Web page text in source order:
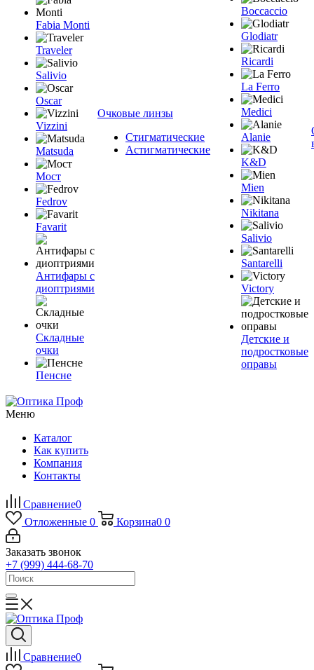
Fabia Monti
Traveler
Salivio
Oscar
Vizzini
Matsuda
Мост
Fedrov
Favarit
Антифары с
диоптриями
Складные
очки
Пенсне
Очковые линзы
Стигматические
Астигматические
Boccaccio
Glodiatr
Ricardi
La Ferro
Medici
Alanie
K&D
Mien
Nikitana
Salivio
Santarelli
Victory
Детские и
подростковые
оправы
Меню
Каталог
Как купить
Компания
Контакты
Сравнение0
Отложенные 0 Корзина0 0
Заказать звонок
+7 (999) 444-68-70
Сравнение0